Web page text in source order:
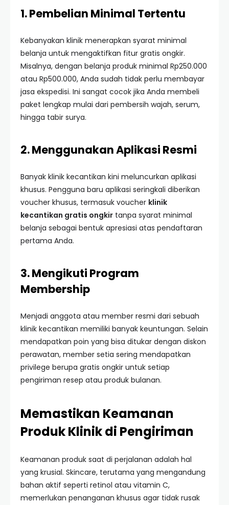
1. Pembelian Minimal Tertentu
Kebanyakan klinik menerapkan syarat minimal
belanja untuk mengaktifkan fitur gratis ongkir.
Misalnya, dengan belanja produk minimal Rp250.000
atau Rp500.000, Anda sudah tidak perlu membayar
jasa ekspedisi. Ini sangat cocok jika Anda membeli
paket lengkap mulai dari pembersih wajah, serum,
hingga tabir surya.
2. Menggunakan Aplikasi Resmi
Banyak klinik kecantikan kini meluncurkan aplikasi
khusus. Pengguna baru aplikasi seringkali diberikan
voucher khusus, termasuk voucher klinik
kecantikan gratis ongkir tanpa syarat minimal
belanja sebagai bentuk apresiasi atas pendaftaran
pertama Anda.
3. Mengikuti Program
Membership
Menjadi anggota atau member resmi dari sebuah
klinik kecantikan memiliki banyak keuntungan. Selain
mendapatkan poin yang bisa ditukar dengan diskon
perawatan, member setia sering mendapatkan
privilege berupa gratis ongkir untuk setiap
pengiriman resep atau produk bulanan.
Memastikan Keamanan
Produk Klinik di Pengiriman
Keamanan produk saat di perjalanan adalah hal
yang krusial. Skincare, terutama yang mengandung
bahan aktif seperti retinol atau vitamin C,
memerlukan penanganan khusus agar tidak rusak